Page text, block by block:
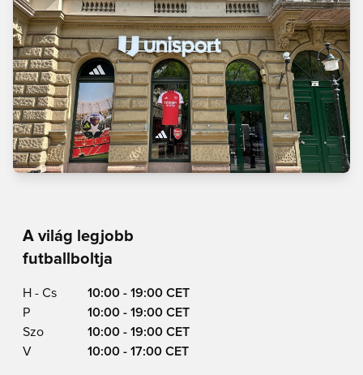
A világ legjobb
futballboltja
H - Cs
10:00 - 19:00 CET
P
10:00 - 19:00 CET
Szo
10:00 - 19:00 CET
V
10:00 - 17:00 CET